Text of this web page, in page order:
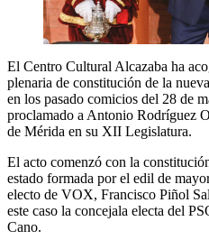
El Centro Cultural Alcazaba ha
plenaria de constitución de la
en los pasado comicios del 28 de
proclamado a Antonio Rodríguez
de Mérida en su XII Legislatura.
El acto comenzó con la
estado formada por el edil de
electo de VOX, Francisco Piñol
este caso la concejala electa del
Cano.